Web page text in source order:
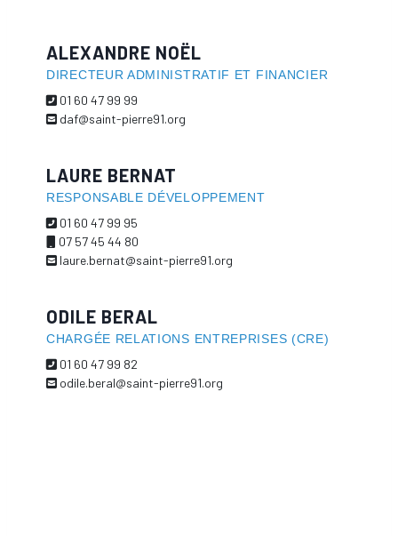
ALEXANDRE NOËL
DIRECTEUR ADMINISTRATIF ET FINANCIER
01 60 47 99 99
daf@saint-pierre91.org
LAURE BERNAT
RESPONSABLE DÉVELOPPEMENT
01 60 47 99 95
07 57 45 44 80
laure.bernat@saint-pierre91.org
ODILE BERAL
CHARGÉE RELATIONS ENTREPRISES (CRE)
01 60 47 99 82
odile.beral@saint-pierre91.org